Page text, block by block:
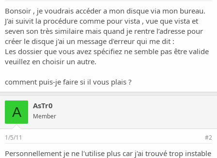
l
a
d
i
c
u
s
i
o
b
u
t
Bonsoir , je voudrais accéder a mon disque via mon bureau.
J'ai suivit la procédure comme pour vista , vue que vista et
seven son très similaire mais quand je rentre l’adresse pour
créer le disque j'ai un message d'erreur qui me dit :
Les dossier que vous avez spécifiez ne semble pas être valide
veuillez en choisir un autre.
comment puis-je faire si il vous plais ?
A AsTr0
Member
1/5/11 #2
Personnellement je ne l'utilise plus car j'ai trouvé trop instable